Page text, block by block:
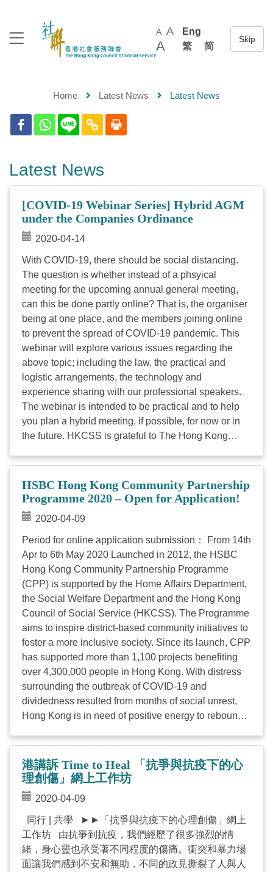
A A
A
Eng
繁
简
Home Latest News Latest News
Latest News
[COVID-19 Webinar Series] Hybrid AGM
under the Companies Ordinance
2020-04-14
With COVID-19, there should be social distancing.
The question is whether instead of a phsyical
meeting for the upcoming annual general meeting,
can this be done partly online? That is, the organiser
being at one place, and the members joining online
to prevent the spread of COVID-19 pandemic. This
webinar will explore various issues regarding the
above topic; including the law, the practical and
logistic arrangements, the technology and
experience sharing with our professional speakers.
The webinar is intended to be practical and to help
you plan a hybrid meeting, if possible, for now or in
the future. HKCSS is grateful to The Hong Kong
Group for their expert knowledge and contribution to
the discussion. Event details: Date: 29 April 2020
(Wednesday) Time: 4:00pm - 5:30pm Speakers: Mrs
April Chan FCIS FCS, Past President and Chairman
of Technical Consultation Panel, HKICS Mr Mohan
Datwani FCIS FCS (PE), ...
HSBC Hong Kong Community Partnership
Programme 2020 – Open for Application!
2020-04-09
Period for online application submission： From 14th
Apr to 6th May 2020 Launched in 2012, the HSBC
Hong Kong Community Partnership Programme
(CPP) is supported by the Home Affairs Department,
the Social Welfare Department and the Hong Kong
Council of Social Service (HKCSS). The Programme
aims to inspire district-based community initiatives to
foster a more inclusive society. Since its launch, CPP
has supported more than 1,100 projects benefiting
over 4,300,000 people in Hong Kong. With distress
surrounding the outbreak of COVID-19 and
dividedness resulted from months of social unrest,
Hong Kong is in need of positive energy to rebound
new theme, “Support Hong Kong! ” with a double
funding HKD36 million is being allocated. Each
project will range from HKD200,000 to HKD700,000,
extended 40% higher for the grant amount ceiling, in
order to drive district-based initiatives to address the
immediate needs of those disadvantaged groups
most affected, as ...
港講訴 Time to Heal 「抗爭與抗疫下的心
理創傷」網上工作坊
2020-04-09
同行 | 共學 ►►「抗爭與抗疫下的心理創傷」網上
工作坊 由抗爭到抗疫，我們經歷了很多強烈的情
緒，身心靈也承受著不同程度的傷痛。衝突和暴力場
面讓我們感到不安和無助，不同的政見撕裂了人與人